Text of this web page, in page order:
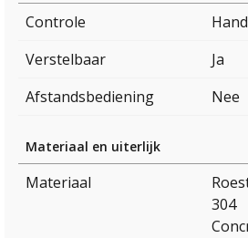
Controle
Verstelbaar
Ja
Afstandsbediening
Nee
Materiaal en uiterlijk
Materiaal
304